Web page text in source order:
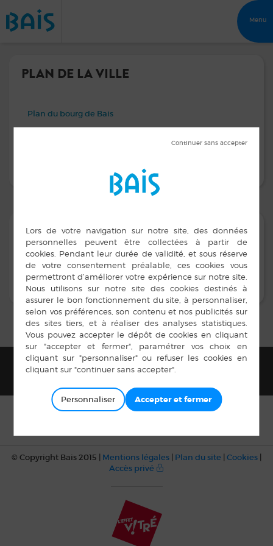
Menu
PLAN DE LA VILLE
Plan du bourg de Bais
© Copyright Bais 2015 | Mentions légales | Plan du site | Cookies |
Accès privé
Personnaliser